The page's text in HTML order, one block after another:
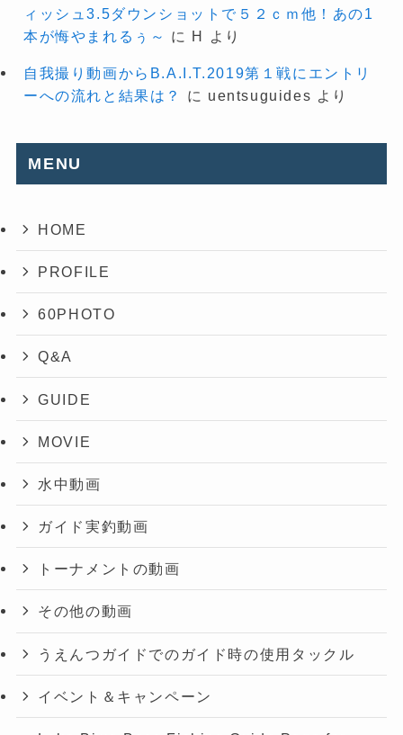
ィッシュ3.5ダウンショットで５２ｃｍ他！あの1
本が悔やまれるぅ～
に H より
自我撮り動画からB.A.I.T.2019第１戦にエントリ
ーへの流れと結果は？
に uentsuguides より
MENU
HOME
PROFILE
60PHOTO
Q&A
GUIDE
MOVIE
水中動画
ガイド実釣動画
トーナメントの動画
その他の動画
うえんつガイドでのガイド時の使用タックル
イベント＆キャンペーン